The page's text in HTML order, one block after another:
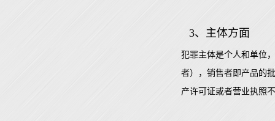
3、主体方面
犯罪主体是个人和单位
者），销售者即产品的
产许可证或者营业执照